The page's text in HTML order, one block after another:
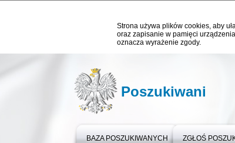
Strona używa plików cookies, aby
oraz zapisanie w pamięci
oznacza wyrażenie zgody.
Poszukiwani
BAZA POSZUKIWANYCH ZGŁOŚ